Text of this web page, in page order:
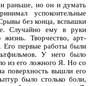
и раньше, но он и думать
успокоительные
без конца, вспышки
Случайно ему в руки
жизнь. Творчество, арт-
Его первые работы были
У него было
из его ложного Я. Но со
поверхность вышли его
было столько боли,